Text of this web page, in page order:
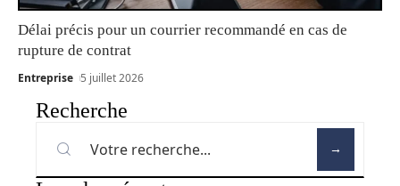
Délai précis pour un courrier recommandé en cas de
rupture de contrat
Entreprise 5 juillet 2026
Recherche